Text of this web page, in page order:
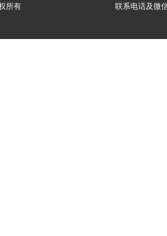
所有
联系电话及微